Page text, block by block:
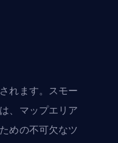
れます。スモー
、マップエリア
めの不可欠なツ